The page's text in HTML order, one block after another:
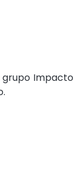
grupo Impacto